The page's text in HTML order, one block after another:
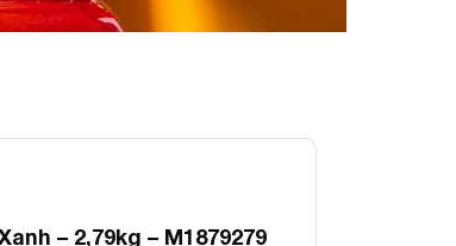
– 2,79kg – M1879279